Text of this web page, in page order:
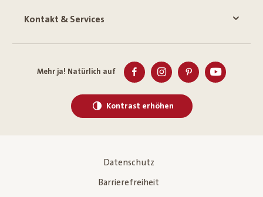
Kontakt & Services
Mehr ja! Natürlich auf
Kontrast erhöhen
Datenschutz
Barrierefreiheit